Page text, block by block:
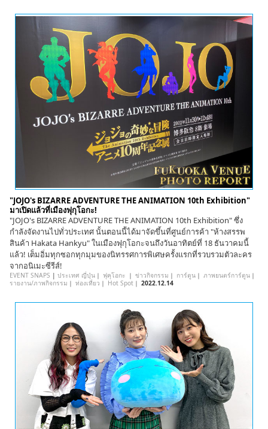
"JOJO's BIZARRE ADVENTURE THE ANIMATION 10th Exhibition"
มาเปิดแล้วที่เมืองฟุกุโอกะ!
"JOJO's BIZARRE ADVENTURE THE ANIMATION 10th Exhibition" ซึ่ง
กำลังจัดงานไปทั่วประเทศ นั้นตอนนี้ได้มาจัดขึ้นที่ศูนย์การค้า "ห้างสรรพ
สินค้า Hakata Hankyu" ในเมืองฟุกุโอกะจนถึงวันอาทิตย์ที่ 18 ธันวาคมนี้
แล้ว! เต็มอิ่มทุกซอกทุกมุมของนิทรรศการพิเศษครั้งแรกที่รวบรวมตัวละคร
จากอนิเมะซีรีส์!
EVENT SNAPS | ประเทศ ญี่ปุ่น｜ ฟุคุโอกะ ｜ ข่าวกิจกรรม ｜ การ์ตูน｜ ภาพยนตร์การ์ตูน｜
รายงาน/ภาพกิจกรรม ｜ ท่องเที่ยว ｜ Hot Spot｜ 2022.12.14